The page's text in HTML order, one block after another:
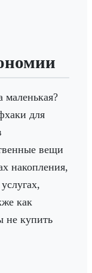
маленькая?
для
вещи
накопления,
как
не купить